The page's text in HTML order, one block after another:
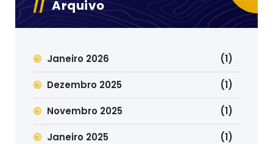
Arquivo
Janeiro 2026 (1)
Dezembro 2025 (1)
Novembro 2025 (1)
Janeiro 2025 (1)